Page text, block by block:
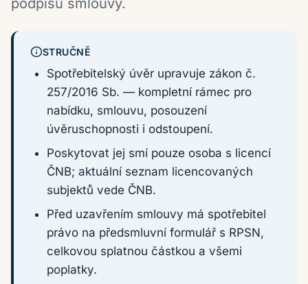
podpisu smlouvy.
STRUČNĚ
Spotřebitelský úvěr upravuje zákon č.
257/2016 Sb. — kompletní rámec pro
nabídku, smlouvu, posouzení
úvěruschopnosti i odstoupení.
Poskytovat jej smí pouze osoba s licencí
ČNB; aktuální seznam licencovaných
subjektů vede ČNB.
Před uzavřením smlouvy má spotřebitel
právo na předsmluvní formulář s RPSN,
celkovou splatnou částkou a všemi
poplatky.